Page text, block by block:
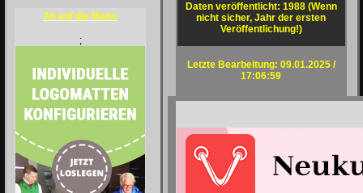
Ab auf die Matte
;
Daten veröffentlicht: 1988 (Wenn
nicht sicher, Jahr der ersten
Veröffentlichung!)
Letzte Bearbeitung: 09.01.2025 /
17:06:59